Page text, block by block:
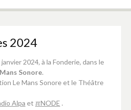
2024
janvier 2024, à la Fonderie, dans le
Sonore.
Le Mans Sonore et le Théâtre
Alpa et ℼNODE .